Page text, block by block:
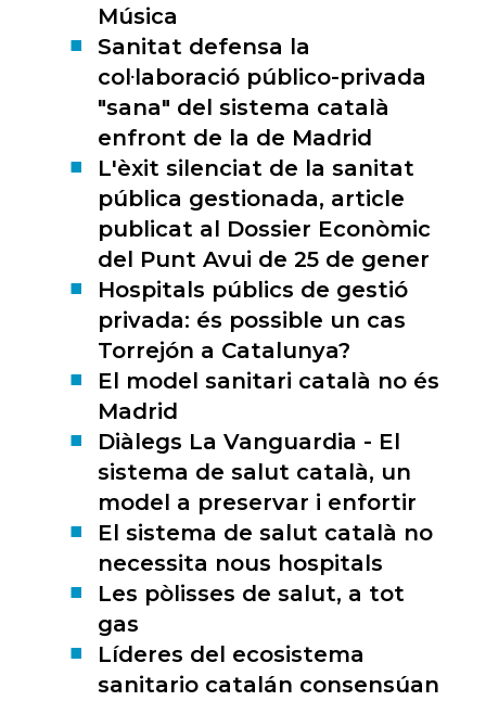
Música
Sanitat defensa la
col·laboració público-privada
"sana" del sistema català
enfront de la de Madrid
L'èxit silenciat de la sanitat
pública gestionada, article
publicat al Dossier Econòmic
del Punt Avui de 25 de gener
Hospitals públics de gestió
privada: és possible un cas
Torrejón a Catalunya?
El model sanitari català no és
Madrid
Diàlegs La Vanguardia - El
sistema de salut català, un
model a preservar i enfortir
El sistema de salut català no
necessita nous hospitals
Les pòlisses de salut, a tot
gas
Líderes del ecosistema
sanitario catalán consensúan